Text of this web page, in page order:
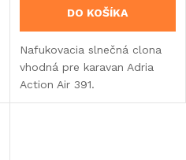
DO KOŠÍKA
Nafukovacia slnečná clona
vhodná pre karavan Adria
Action Air 391.